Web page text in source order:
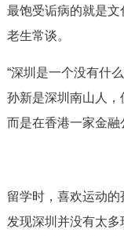
最饱受诟病的就是
老生常谈。
“深圳是一个没有什
孙新是深圳南山人，
而是在香港一家金融
留学时，喜欢运动
发现深圳并没有太